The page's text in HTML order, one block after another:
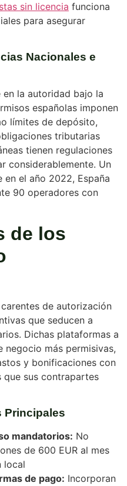
sin licencia funciona
para asegurar
Nacionales e
en la autoridad bajo la
españolas imponen
límites de depósito,
tributarias
tienen regulaciones
considerablemente. Un
el año 2022, España
90 operadores con
de los
de autorización
que seducen a
Dichas plataformas a
negocio más permisivas,
y bonificaciones con
que sus contrapartes
Principales
mandatorios: No
de 600 EUR al mes
local
de pago: Incorporan